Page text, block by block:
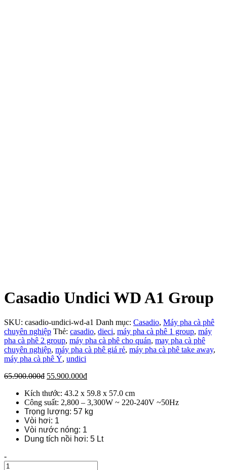
Casadio Undici WD A1 Group
SKU: casadio-undici-wd-a1 Danh mục: Casadio, Máy pha cà phê
chuyên nghiệp Thẻ: casadio, dieci, máy pha cà phê 1 group, máy
pha cà phê 2 group, máy pha cà phê cho quán, may pha cà phê
chuyên nghiệp, máy pha cà phê giá rẻ, máy pha cà phê take away,
máy pha cà phê Ý, undici
65.900.000đ Giá
là:
65.900.000đ.
55.900.000đGiá
tại
là:
55.900.000đ.
Kích thước: 43.2 x 59.8 x 57.0 cm
Công suất: 2,800 – 3,300W ~ 220-240V ~50Hz
Trọng lượng: 57 kg
Vòi hơi: 1
Vòi nước nóng: 1
Dung tích nồi hơi: 5 Lt
Số
lượng
-